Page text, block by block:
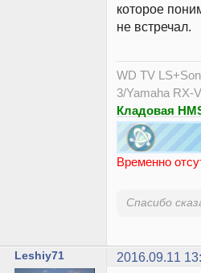
которое
не встречал.
WD TV
3/Yamaha RX-
Кладовая
Временно
Спасибо
Leshiy71 2016.09.11